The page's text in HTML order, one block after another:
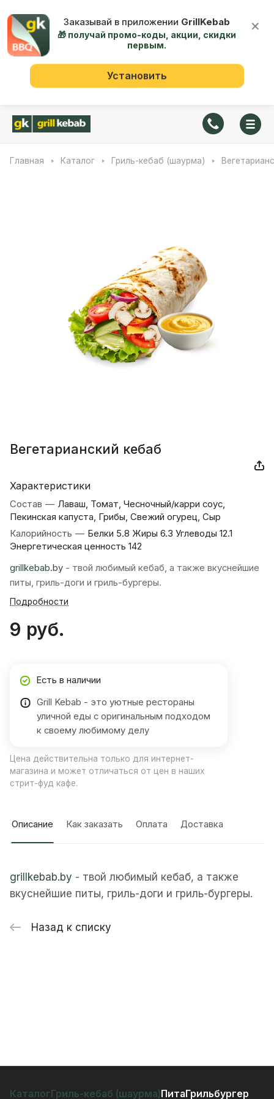
Заказывай в приложении GrillKebab
🎁 получай промо-коды, акции, скидки
первым.
×
Установить
Главная Каталог Гриль-кебаб (шаурма)
Вегетарианский кебаб
Характеристики
Состав — Лаваш, Томат, Чесночный/карри соус,
Пекинская капуста, Грибы, Свежий огурец, Сыр
Калорийность — Белки 5.8 Жиры 6.3 Углеводы 12.1
Энергетическая ценность 142
grillkebab.by - твой любимый кебаб, а также вкуснейшие
питы, гриль-доги и гриль-бургеры.
Подробности
9 руб.
Есть в наличии
Grill Kebab - это уютные рестораны
уличной еды с оригинальным подходом
к своему любимому делу
Цена действительна только для интернет-
магазина и может отличаться от цен в наших
стрит-фуд кафе.
Описание Как заказать Оплата Доставка
grillkebab.by - твой любимый кебаб, а также
вкуснейшие питы, гриль-доги и гриль-бургеры.
Назад к списку
КаталогГриль-кебаб (шаурма)ПитаГрильбургер